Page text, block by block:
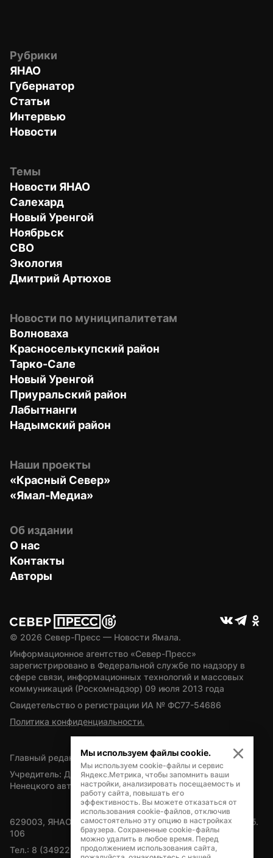
Рубрики
ЯНАО
Губернатор
Статьи
Интервью
Новости
Темы
Новости ЯНАО
Салехард
Новый Уренгой
Ноябрьск
СВО
Экология
Дмитрий Артюхов
Новости по муниципалитетам
Волноваха
Красноселькупский район
Тарко-Сале
Новый Уренгой
Приуральский район
Лабытнанги
Надымский район
Наши проекты
«Красный Север»
«Ямал-Медиа»
Об издании
О нас
Контакты
Авторы
© 2026 Север-Пресс — Новости Ямала.
Информационное агентство «Север-Пресс»
зарегистрировано в Федеральной службе по надзору в
сфере связи, информационных технологий и массовых
коммуникаций (Роскомнадзор) 09 июля 2013 года
Свидетельство о регистрации ИА № ФС77-54686
Политика конфиденциальности.
Главный редактор — А.Л. Поздеев
Учредитель: Департамент внутренней политики Ямало-
Ненецкого автономного округа
629003, ЯНАО, Салехард, мкр. Богдана Кнунянца, д.1, каб.
106
Тел.: 8 (34922) 71262
Мы используем файлы cookie.
Мы используем cookie-файлы и сервис
Яндекс.Метрика, чтобы запомнить ваши
настройки, анализировать посещаемость и
работу сайта, повышать его
эффективность. Вы можете отказаться от
использования cookie-файлов, отключив
самостоятельно эту опцию в настройках
браузера. Сохраненные cookie-файлы
можно удалить в любое время. Перед
продолжением использования сайта,